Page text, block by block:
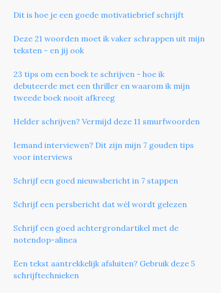
Dit is hoe je een goede motivatiebrief schrijft
Deze 21 woorden moet ik vaker schrappen uit mijn
teksten - en jij ook
23 tips om een boek te schrijven - hoe ik
debuteerde met een thriller en waarom ik mijn
tweede boek nooit afkreeg
Helder schrijven? Vermijd deze 11 smurfwoorden
Iemand interviewen? Dit zijn mijn 7 gouden tips
voor interviews
Schrijf een goed nieuwsbericht in 7 stappen
Schrijf een persbericht dat wél wordt gelezen
Schrijf een goed achtergrondartikel met de
notendop-alinea
Een tekst aantrekkelijk afsluiten? Gebruik deze 5
schrijftechnieken